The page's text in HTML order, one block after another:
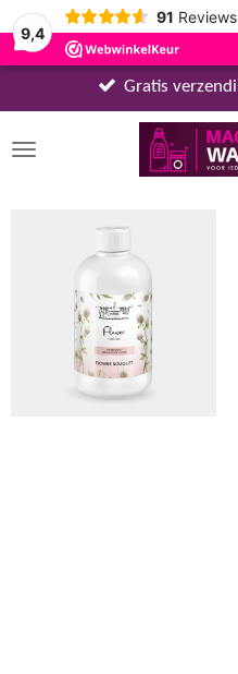
9,4
91 Reviews
Gratis